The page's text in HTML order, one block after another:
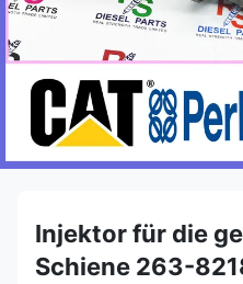
Injektor für die
Schiene 263-